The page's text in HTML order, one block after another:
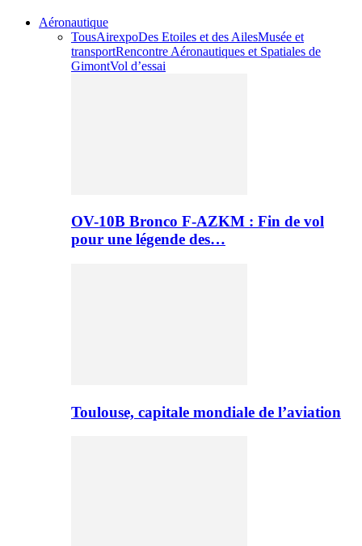
Aéronautique
TousAirexpoDes Etoiles et des AilesMusée et
transportRencontre Aéronautiques et Spatiales de
GimontVol d’essai
OV-10B Bronco F-AZKM : Fin de vol
pour une légende des…
Toulouse, capitale mondiale de l’aviation